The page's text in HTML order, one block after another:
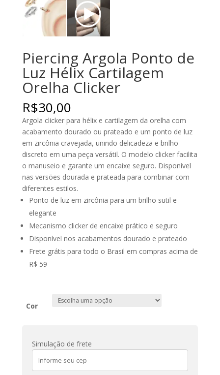
Piercing Argola Ponto de
Luz Hélix Cartilagem
Orelha Clicker
R$30,00
Argola clicker para hélix e cartilagem da orelha com
acabamento dourado ou prateado e um ponto de luz
em zircônia cravejada, unindo delicadeza e brilho
discreto em uma peça versátil. O modelo clicker facilita
o manuseio e garante um encaixe seguro. Disponível
nas versões dourada e prateada para combinar com
diferentes estilos.
Ponto de luz em zircônia para um brilho sutil e
elegante
Mecanismo clicker de encaixe prático e seguro
Disponível nos acabamentos dourado e prateado
Frete grátis para todo o Brasil em compras acima de
R$ 59
Cor
Simulação de frete